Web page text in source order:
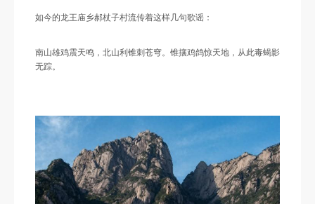
如今的龙王庙乡郝杖子村流传着这样几句歌谣：
南山雄鸡震天鸣，北山利锥刺苍穹。锥攘鸡鸽惊天地，从此毒蝎影
无踪。